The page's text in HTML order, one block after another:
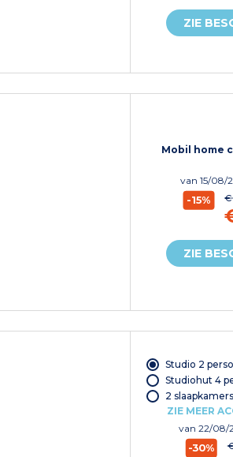
ZIE
Mobil home
van 15/08/
-15% €
ZIE
Studio 2
Studiohut 4
2
ZIE MEER
van 22/08/
-30%